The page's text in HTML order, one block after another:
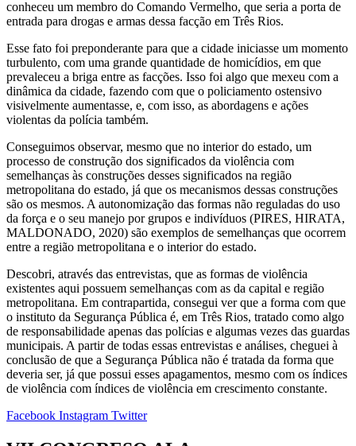
conheceu um membro do Comando Vermelho, que seria a porta de
entrada para drogas e armas dessa facção em Três Rios.
Esse fato foi preponderante para que a cidade iniciasse um momento
turbulento, com uma grande quantidade de homicídios, em que
prevaleceu a briga entre as facções. Isso foi algo que mexeu com a
dinâmica da cidade, fazendo com que o policiamento ostensivo
visivelmente aumentasse, e, com isso, as abordagens e ações
violentas da polícia também.
Conseguimos observar, mesmo que no interior do estado, um
processo de construção dos significados da violência com
semelhanças às construções desses significados na região
metropolitana do estado, já que os mecanismos dessas construções
são os mesmos. A autonomização das formas não reguladas do uso
da força e o seu manejo por grupos e indivíduos (PIRES, HIRATA,
MALDONADO, 2020) são exemplos de semelhanças que ocorrem
entre a região metropolitana e o interior do estado.
Descobri, através das entrevistas, que as formas de violência
existentes aqui possuem semelhanças com as da capital e região
metropolitana. Em contrapartida, consegui ver que a forma com que
o instituto da Segurança Pública é, em Três Rios, tratado como algo
de responsabilidade apenas das polícias e algumas vezes das guardas
municipais. A partir de todas essas entrevistas e análises, cheguei à
conclusão de que a Segurança Pública não é tratada da forma que
deveria ser, já que possui esses apagamentos, mesmo com os índices
de violência com índices de violência em crescimento constante.
Facebook Instagram Twitter